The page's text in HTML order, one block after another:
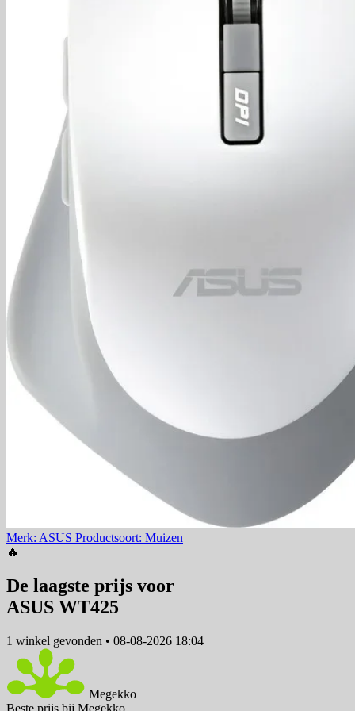
Merk: ASUS Productsoort: Muizen
🔥
De laagste prijs voor
ASUS WT425
1 winkel gevonden • 08-08-2026 18:04
Megekko
Beste prijs bij Megekko